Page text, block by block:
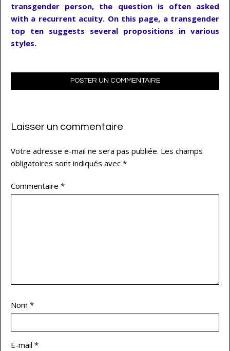
transgender person, the question is often asked
with a recurrent acuity. On this page, a transgender
top ten suggests several propositions in various
styles.
POSTER UN COMMENTAIRE
Laisser un commentaire
Votre adresse e-mail ne sera pas publiée. Les champs
obligatoires sont indiqués avec *
Commentaire *
Nom *
E-mail *